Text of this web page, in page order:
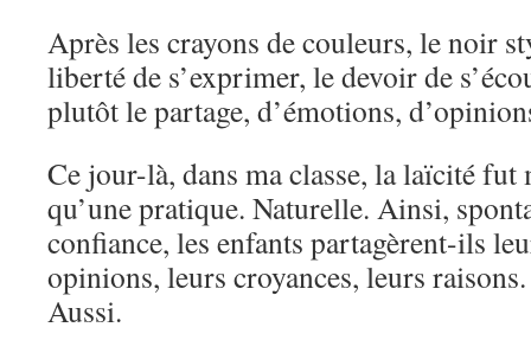
Après les crayons de couleurs, le noir
liberté de s’exprimer, le devoir de
plutôt le partage, d’émotions,
Ce jour-là, dans ma classe, la laïcité
qu’une pratique. Naturelle. Ainsi,
confiance, les enfants partagèrent-ils
opinions, leurs croyances, leurs
Aussi.